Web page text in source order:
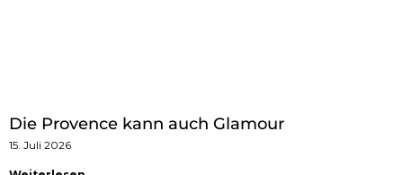
Die Provence kann auch Glamour
15. Juli 2026